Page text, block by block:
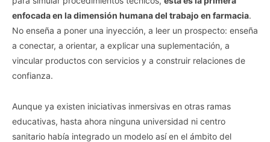
enfocada en la dimensión humana del trabajo en farmacia.
No enseña a poner una inyección, a leer un prospecto: enseña
a conectar, a orientar, a explicar una suplementación, a
vincular productos con servicios y a construir relaciones de
confianza.
Aunque ya existen iniciativas inmersivas en otras ramas
educativas, hasta ahora ninguna universidad ni centro
sanitario había integrado un modelo así en el ámbito del